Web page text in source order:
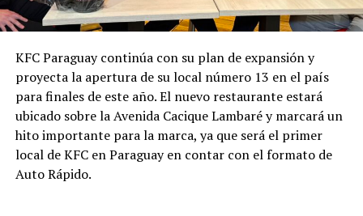
KFC Paraguay continúa con su plan de expansión y
proyecta la apertura de su local número 13 en el país
para finales de este año. El nuevo restaurante estará
ubicado sobre la Avenida Cacique Lambaré y marcará un
hito importante para la marca, ya que será el primer
local de KFC en Paraguay en contar con el formato de
Auto Rápido.